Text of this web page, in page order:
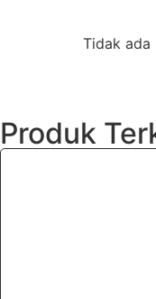
Tidak ada
Produk